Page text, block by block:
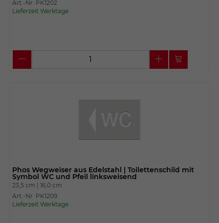
Art.-Nr. PK1202
Lieferzeit Werktage
Phos Wegweiser aus Edelstahl | Toilettenschild mit
Symbol WC und Pfeil linksweisend
23,5 cm | 16,0 cm
Art.-Nr. PK1209
Lieferzeit Werktage